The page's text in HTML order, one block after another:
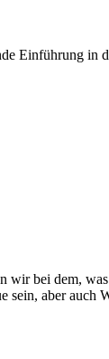
Einführung in
wir bei dem,
sein, aber auch